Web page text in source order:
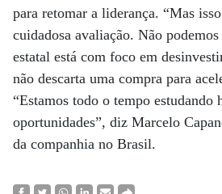
para retomar a liderança. “Mas
cuidadosa avaliação. Não podemos
estatal está com foco em
não descarta uma compra para
“Estamos todo o tempo estudando
oportunidades”, diz Marcelo
da companhia no Brasil.